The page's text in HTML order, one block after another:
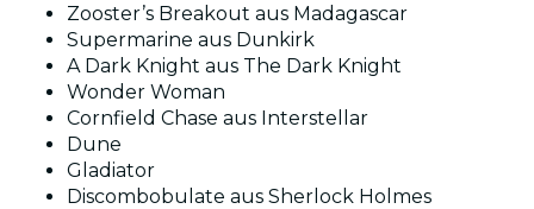
Zooster’s Breakout aus Madagascar
Supermarine aus Dunkirk
A Dark Knight aus The Dark Knight
Wonder Woman
Cornfield Chase aus Interstellar
Dune
Gladiator
Discombobulate aus Sherlock Holmes